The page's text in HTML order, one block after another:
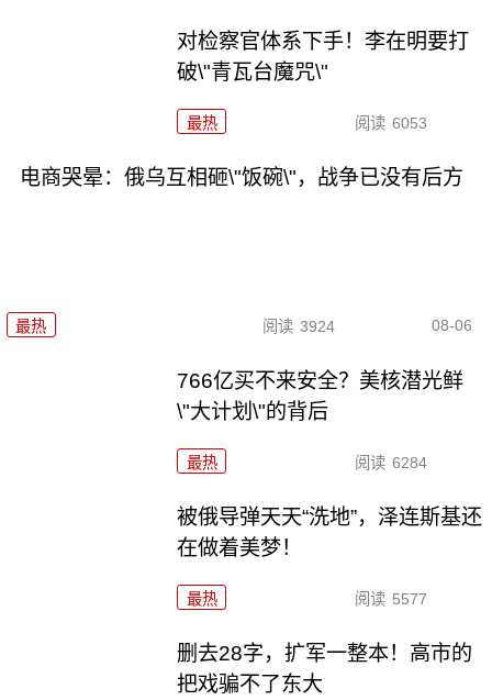
对检察官体系下手！李在明要打
破\"青瓦台魔咒\"
最热 阅读 6053
电商哭晕：俄乌互相砸\"饭碗\"，战争已没有后方
最热 阅读 3924 08-06
766亿买不来安全？美核潜光鲜
\"大计划\"的背后
最热 阅读 6284
被俄导弹天天“洗地”，泽连斯基还
在做着美梦！
最热 阅读 5577
删去28字，扩军一整本！高市的
把戏骗不了东大